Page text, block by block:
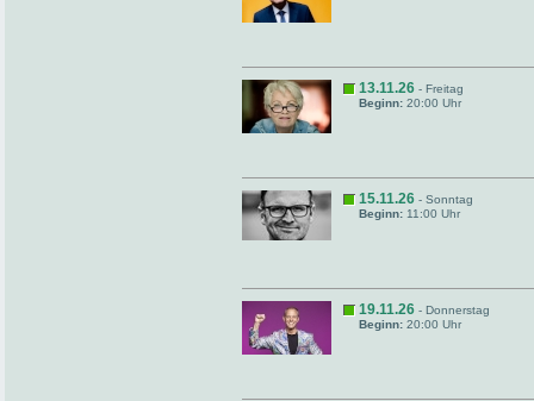
13.11.26 - Freitag
Beginn: 20:00 Uhr
15.11.26 - Sonntag
Beginn: 11:00 Uhr
19.11.26 - Donnerstag
Beginn: 20:00 Uhr